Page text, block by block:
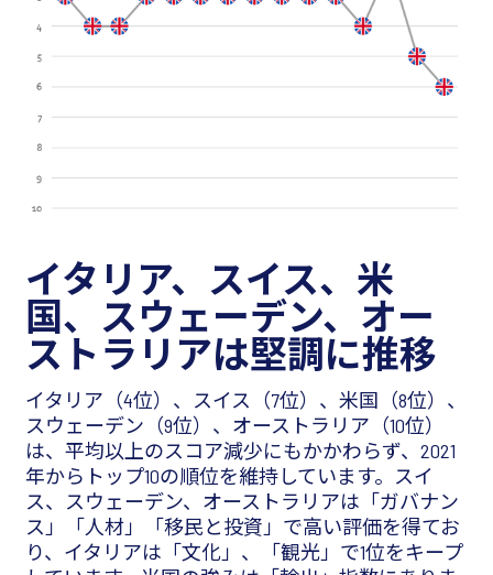
イタリア、スイス、米
国、スウェーデン、オー
ストラリアは堅調に推移
イタリア（4位）、スイス（7位）、米国（8位）、
スウェーデン（9位）、オーストラリア（10位）
は、平均以上のスコア減少にもかかわらず、2021
年からトップ10の順位を維持しています。スイ
ス、スウェーデン、オーストラリアは「ガバナン
ス」「人材」「移民と投資」で高い評価を得てお
り、イタリアは「文化」、「観光」で1位をキープ